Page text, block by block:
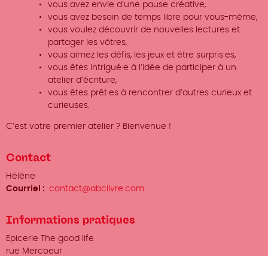
vous avez envie d’une pause créative,
vous avez besoin de temps libre pour vous-même,
vous voulez découvrir de nouvelles lectures et
partager les vôtres,
vous aimez les défis, les jeux et être surpris·es,
vous êtes intrigué·e à l’idée de participer à un
atelier d’écriture,
vous êtes prêt·es à rencontrer d’autres curieux et
curieuses.
C’est votre premier atelier ? Bienvenue !
Contact
Organisateur
/
Nom
Hélène
Courriel
contact@abclivre.com
Informations pratiques
Lieu
Epicerie The good life
Adresse
rue Mercoeur